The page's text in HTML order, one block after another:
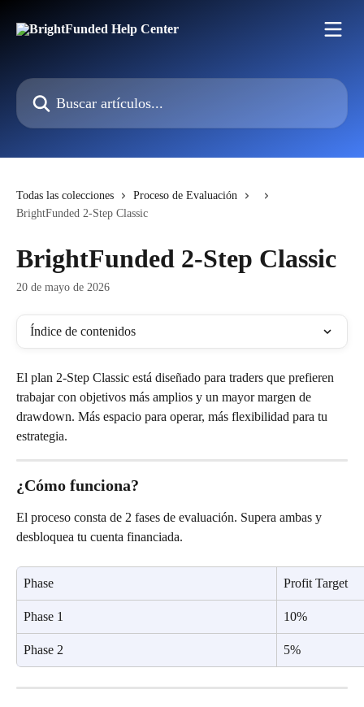
Buscar artículos...
Todas las colecciones
Proceso de Evaluación
BrightFunded 2-Step Classic
BrightFunded 2-Step Classic
20 de mayo de 2026
Índice de contenidos
El plan 2-Step Classic está diseñado para traders que prefieren
trabajar con objetivos más amplios y un mayor margen de
drawdown. Más espacio para operar, más flexibilidad para tu
estrategia.
¿Cómo funciona?
El proceso consta de 2 fases de evaluación. Supera ambas y
desbloquea tu cuenta financiada.
Phase Profit Target
Phase 1 10%
Phase 2 5%